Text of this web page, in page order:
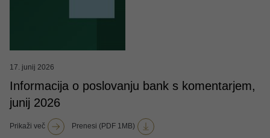
17. junij 2026
Informacija o poslovanju bank s komentarjem,
junij 2026
Prikaži več Prenesi (PDF 1MB)